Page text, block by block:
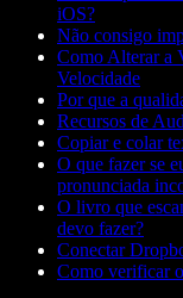
iOS?
Não consigo
Como Alterar a
Velocidade
Por que a
Recursos de
Copiar e colar
O que fazer se
pronunciada
O livro que
devo fazer?
Conectar
Como verificar